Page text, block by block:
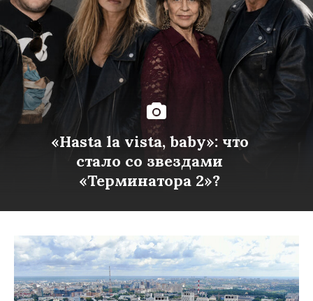
«Hasta la vista, baby»: что
стало со звездами
«Терминатора 2»?